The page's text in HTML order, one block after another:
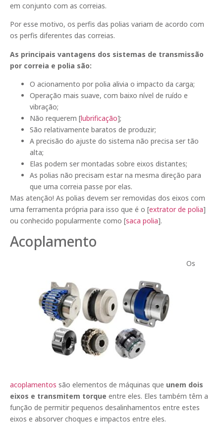
em conjunto com as correias.
Por esse motivo, os perfis das polias variam de acordo com
os perfis diferentes das correias.
As principais vantagens dos sistemas de transmissão
por correia e polia são:
O acionamento por polia alivia o impacto da carga;
Operação mais suave, com baixo nível de ruído e
vibração;
Não requerem [lubrificação];
São relativamente baratos de produzir;
A precisão do ajuste do sistema não precisa ser tão
alta;
Elas podem ser montadas sobre eixos distantes;
As polias não precisam estar na mesma direção para
que uma correia passe por elas.
Mas atenção! As polias devem ser removidas dos eixos com
uma ferramenta própria para isso que é o [extrator de polia]
ou conhecido popularmente como [saca polia].
Acoplamento
Os
acoplamentos são elementos de máquinas que unem dois
eixos e transmitem torque entre eles. Eles também têm a
função de permitir pequenos desalinhamentos entre estes
eixos e absorver choques e impactos entre eles.